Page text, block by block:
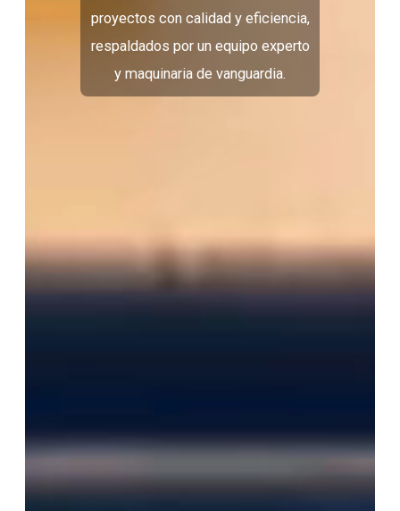
proyectos con calidad y eficiencia,
respaldados por un equipo experto
y maquinaria de vanguardia.